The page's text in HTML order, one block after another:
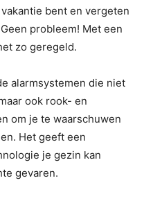
bent en vergeten
probleem! Met een
zo geregeld.
alarmsystemen die niet
ook rook- en
om je te waarschuwen
Het geeft een
je gezin kan
gevaren.